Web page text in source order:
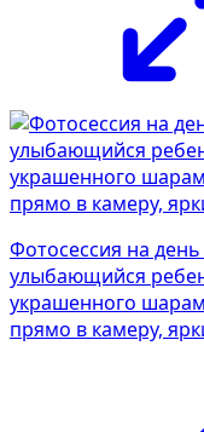
Фотосессия на
улыбающийся
украшенного
прямо в камеру,